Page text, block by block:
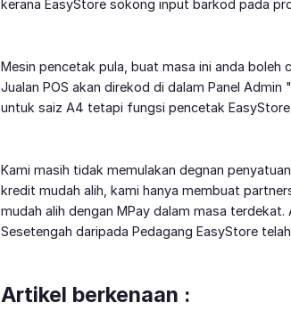
kerana EasyStore sokong input barkod pada
Mesin pencetak pula, buat masa ini anda
Jualan POS akan direkod di dalam Panel
untuk saiz A4 tetapi fungsi pencetak
Kami masih tidak memulakan degnan
kredit mudah alih, kami hanya membuat
mudah alih dengan MPay dalam masa
Sesetengah daripada Pedagang EasyStore
Artikel berkenaan :